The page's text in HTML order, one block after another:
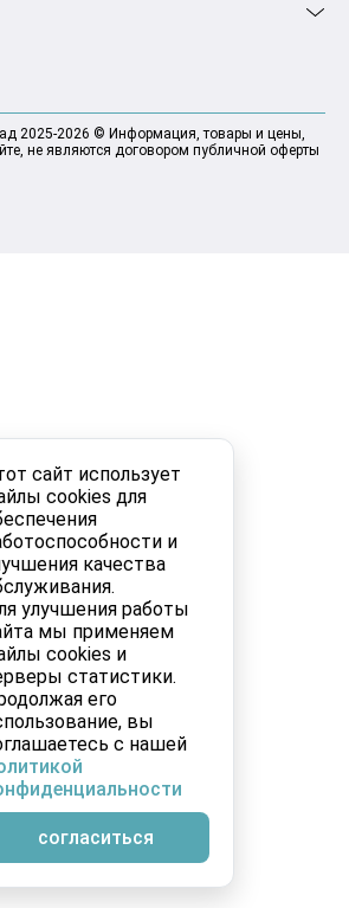
сайт использует
cookies для
и
качества
улучшения работы
мы применяем
cookies и
статистики.
его
вы
с нашей
согласиться
2025-2026 © Информация, товары и цены,
не являются договором публичной оферты